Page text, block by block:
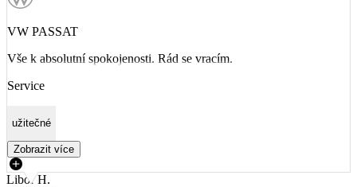
VW PASSAT
Vše k absolutní spokojenosti. Rád se vracím.
Service
užitečné
Zobrazit více
Libor H.